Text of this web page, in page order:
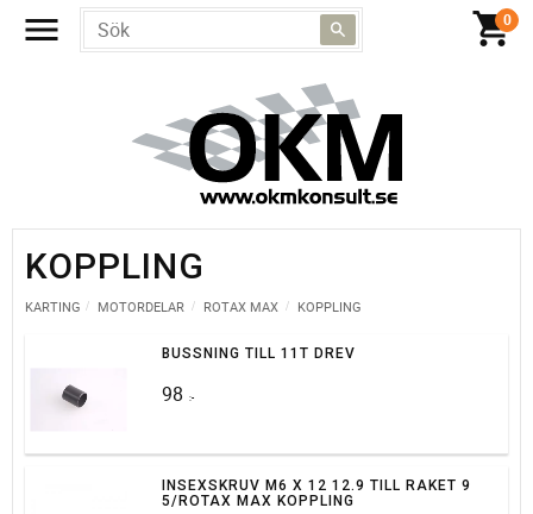
KOPPLING
KARTING MOTORDELAR ROTAX MAX KOPPLING
BUSSNING TILL 11T DREV
98 :-
INSEXSKRUV M6 X 12 12.9 TILL RAKET 9
5/ROTAX MAX KOPPLING